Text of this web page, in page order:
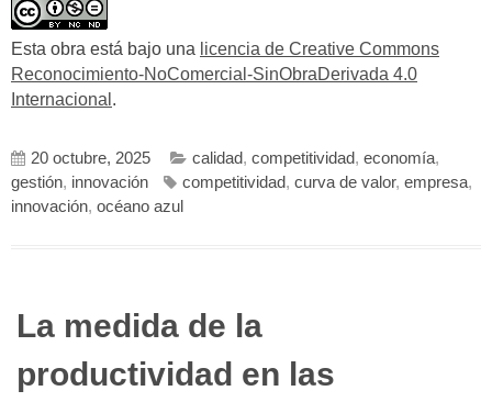
Esta obra está bajo una licencia de Creative Commons
Reconocimiento-NoComercial-SinObraDerivada 4.0
Internacional .
20 octubre, 2025 calidad, competitividad, economía,
gestión, innovación competitividad, curva de valor, empresa,
innovación, océano azul
La medida de la
productividad en las